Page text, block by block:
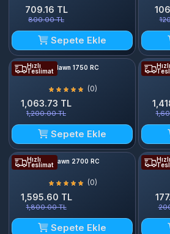
709.16 TL
800.00 TL
Sepete Ekle
Hızlı
TeslimatUndawn 1750 RC
(0)
1,063.73 TL
1,200.00 TL
Sepete Ekle
Hızlı
Hızlı
TeslimatUndawn 2700 RC
(0)
1,595.60 TL
1,800.00 TL
Sepete Ekle
Hızlı